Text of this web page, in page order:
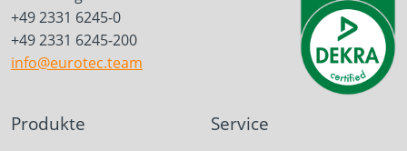
+49 2331 6245-0
+49 2331 6245-200
info@eurotec.team
Produkte Service